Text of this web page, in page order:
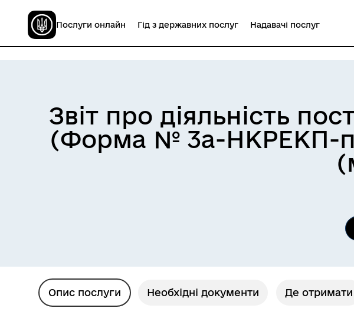
Послуги онлайн Гід з державних послуг Надавачі послуг
Звіт про діяльність
(Форма № 3а-НКРЕКП-
Опис послуги Необхідні документи Де отримати